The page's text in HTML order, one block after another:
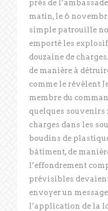
près de
matin, le 6
simple patrouille
emporté les
douzaine de
de manière à
comme le révèlent
membre du
quelques souvenirs
charges dans les
boudins de
bâtiment, de
l’effondrement
prévisibles
envoyer un
l’application de la